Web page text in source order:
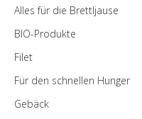
Alles für die Brettljause
BIO-Produkte
Filet
Für den schnellen Hunger
Gebäck